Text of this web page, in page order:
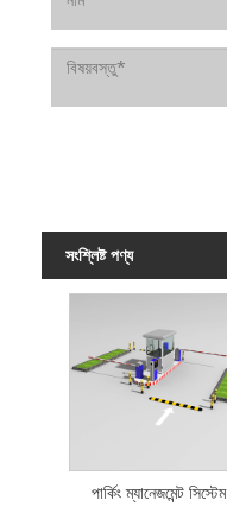
সংশ্লিষ্ট পণ্য
পার্কিং ম্যানেজমেন্ট সিস্টেম